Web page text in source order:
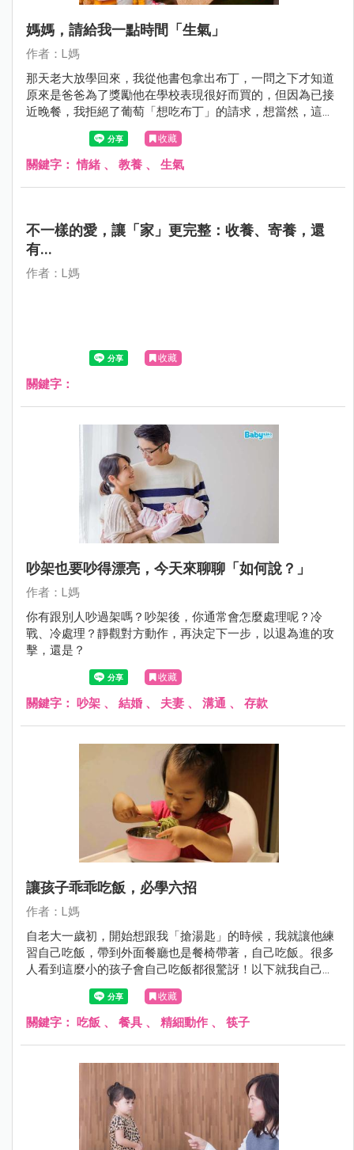
媽媽，請給我一點時間「生氣」
作者：L媽
那天老大放學回來，我從他書包拿出布丁，一問之下才知道
原來是爸爸為了獎勵他在學校表現很好而買的，但因為已接
近晚餐，我拒絕了葡萄「想吃布丁」的請求，想當然，這小
子便開始「鬧脾氣」。
收藏
關鍵字：情緒 、 教養 、 生氣
不一樣的愛，讓「家」更完整：收養、寄養，還
有...
作者：L媽
收藏
關鍵字：
吵架也要吵得漂亮，今天來聊聊「如何說？」
作者：L媽
你有跟別人吵過架嗎？吵架後，你通常會怎麼處理呢？冷
戰、冷處理？靜觀對方動作，再決定下一步，以退為進的攻
擊，還是？
收藏
關鍵字： 吵架 、 結婚 、 夫妻 、 溝通 、 存款
讓孩子乖乖吃飯，必學六招
作者：L媽
自老大一歲初，開始想跟我「搶湯匙」的時候，我就讓他練
習自己吃飯，帶到外面餐廳也是餐椅帶著，自己吃飯。很多
人看到這麼小的孩子會自己吃飯都很驚訝！以下就我自己這
四年多實戰三個孩子的經驗跟大家分享如何訓練孩子自己吃
收藏
關鍵字： 吃飯 、 餐具 、 精細動作 、 筷子